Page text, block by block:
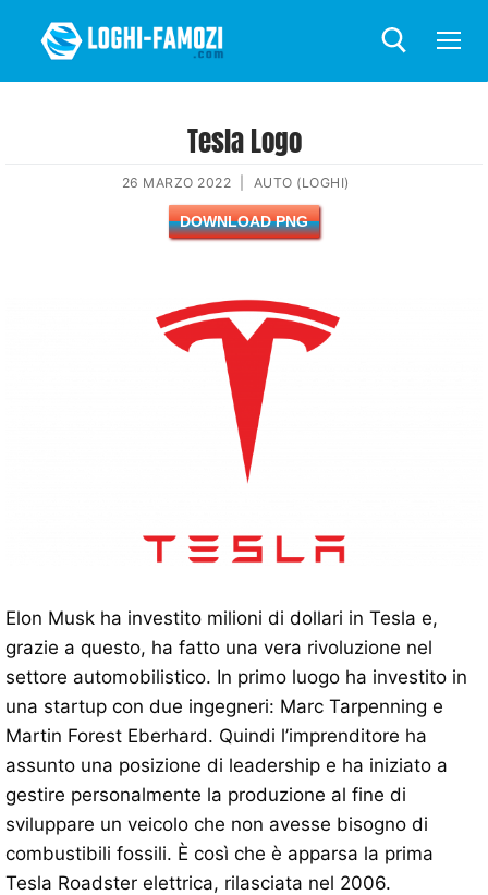
Tesla Logo
26 MARZO 2022 AUTO (LOGHI)
DOWNLOAD PNG
Elon Musk ha investito milioni di dollari in Tesla e,
grazie a questo, ha fatto una vera rivoluzione nel
settore automobilistico. In primo luogo ha investito in
una startup con due ingegneri: Marc Tarpenning e
Martin Forest Eberhard. Quindi l’imprenditore ha
assunto una posizione di leadership e ha iniziato a
gestire personalmente la produzione al fine di
sviluppare un veicolo che non avesse bisogno di
combustibili fossili. È così che è apparsa la prima
Tesla Roadster elettrica, rilasciata nel 2006.